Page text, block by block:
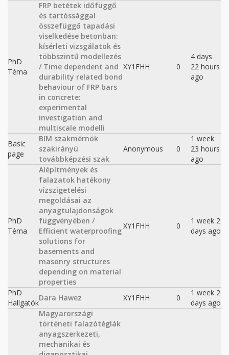
PhD
Téma
FRP betétek időfüggő
és tartóssággal
összefüggő tapadási
viselkedése betonban:
kísérleti vizsgálatok és
többszintű modellezés
/ Time dependent and
durability related bond
behaviour of FRP bars
in concrete:
experimental
investigation and
multiscale modelli
XY1FHH 0
4 days
22 hours
ago
Basic
page
BIM szakmérnök
szakirányú
továbbképzési szak
Anonymous 0
1 week
23 hours
ago
PhD
Téma
Alépítmények és
falazatok hatékony
vízszigetelési
megoldásai az
anyagtulajdonságok
függvényében /
Efficient waterproofing
solutions for
basements and
masonry structures
depending on material
properties
XY1FHH 0
1 week 2
days ago
PhD
Hallgatók
Dara Hawez XY1FHH 0
1 week 2
days ago
Magyarországi
történeti falazótéglák
anyagszerkezeti,
mechanikai és